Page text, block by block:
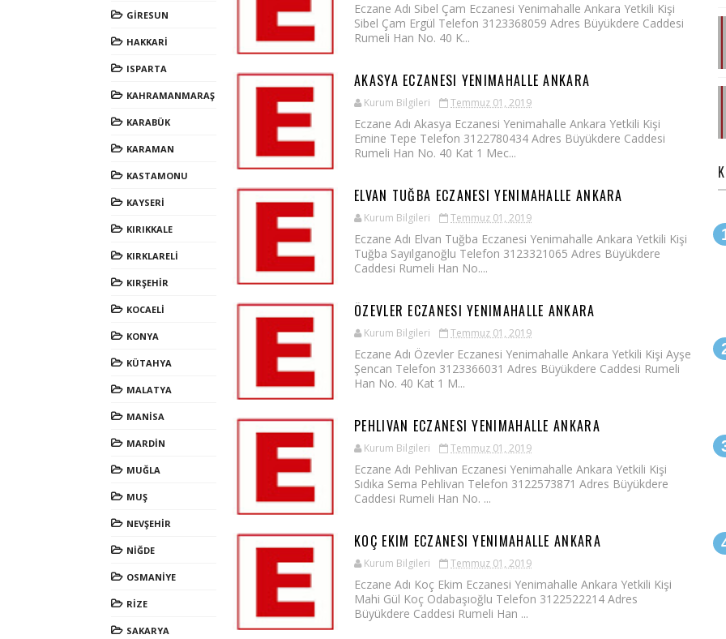
GİRESUN
HAKKARİ
ISPARTA
KAHRAMANMARAŞ
KARABÜK
KARAMAN
KASTAMONU
KAYSERİ
KIRIKKALE
KIRKLARELİ
KIRŞEHİR
KOCAELİ
KONYA
KÜTAHYA
MALATYA
MANİSA
MARDİN
MUĞLA
MUŞ
NEVŞEHİR
NİĞDE
OSMANİYE
RİZE
SAKARYA
Eczane Adı Sibel Çam Eczanesi Yenimahalle Ankara Yetkili Kişi
Sibel Çam Ergül Telefon 3123368059 Adres Büyükdere Caddesi
Rumeli Han No. 40 K...
AKASYA ECZANESI YENIMAHALLE ANKARA
Kurum Bilgileri Temmuz 01, 2019
Eczane Adı Akasya Eczanesi Yenimahalle Ankara Yetkili Kişi
Emine Tepe Telefon 3122780434 Adres Büyükdere Caddesi
Rumeli Han No. 40 Kat 1 Mec...
ELVAN TUĞBA ECZANESI YENIMAHALLE ANKARA
Kurum Bilgileri Temmuz 01, 2019
Eczane Adı Elvan Tuğba Eczanesi Yenimahalle Ankara Yetkili Kişi
Tuğba Sayılganoğlu Telefon 3123321065 Adres Büyükdere
Caddesi Rumeli Han No....
ÖZEVLER ECZANESI YENIMAHALLE ANKARA
Kurum Bilgileri Temmuz 01, 2019
Eczane Adı Özevler Eczanesi Yenimahalle Ankara Yetkili Kişi Ayşe
Şencan Telefon 3123366031 Adres Büyükdere Caddesi Rumeli
Han No. 40 Kat 1 M...
PEHLIVAN ECZANESI YENIMAHALLE ANKARA
Kurum Bilgileri Temmuz 01, 2019
Eczane Adı Pehlivan Eczanesi Yenimahalle Ankara Yetkili Kişi
Sıdıka Sema Pehlivan Telefon 3122573871 Adres Büyükdere
Caddesi Rumeli Han No. ...
KOÇ EKIM ECZANESI YENIMAHALLE ANKARA
Kurum Bilgileri Temmuz 01, 2019
Eczane Adı Koç Ekim Eczanesi Yenimahalle Ankara Yetkili Kişi
Mahi Gül Koç Odabaşıoğlu Telefon 3122522214 Adres
Büyükdere Caddesi Rumeli Han ...